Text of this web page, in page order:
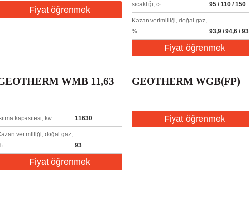
Fiyat öğrenmek
sıcaklığı, c◦
95 / 110 / 150
Kazan verimliliği, doğal gaz,
%
93,9 / 94,6 / 93
Fiyat öğrenmek
WMB 11,63
kapasitesi, kw 11630
verimliliği, doğal gaz,
93
Fiyat öğrenmek
GEOTHERM WGB(FP)
Fiyat öğrenmek